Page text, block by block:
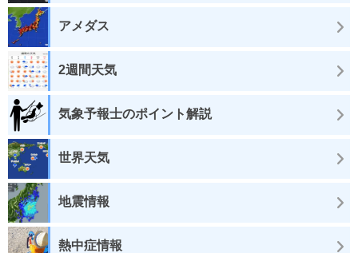
アメダス
2週間天気
気象予報士のポイント解説
世界天気
地震情報
熱中症情報